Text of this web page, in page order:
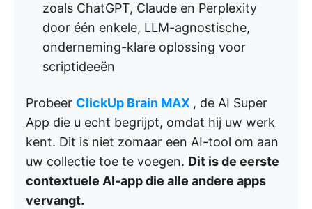
zoals ChatGPT, Claude en Perplexity
door één enkele, LLM-agnostische,
onderneming-klare oplossing voor
scriptideeën
Probeer ClickUp Brain MAX , de AI Super
App die u echt begrijpt, omdat hij uw werk
kent. Dit is niet zomaar een AI-tool om aan
uw collectie toe te voegen. Dit is de eerste
contextuele AI-app die alle andere apps
vervangt.